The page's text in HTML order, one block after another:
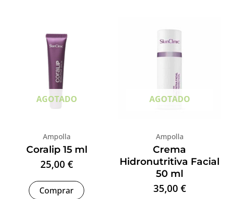
AGOTADO
Ampolla
Coralip 15 ml
25,00 €
Comprar
AGOTADO
Ampolla
Crema
Hidronutritiva Facial
50 ml
35,00 €